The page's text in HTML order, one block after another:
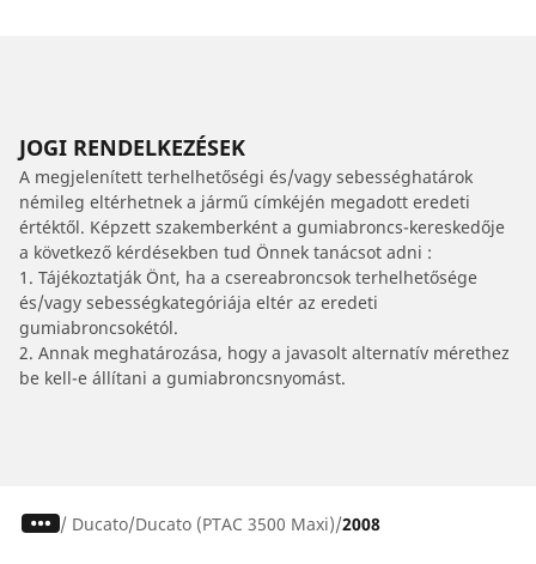
JOGI RENDELKEZÉSEK
A megjelenített terhelhetőségi és/vagy sebességhatárok
némileg eltérhetnek a jármű címkéjén megadott eredeti
értéktől. Képzett szakemberként a gumiabroncs-kereskedője
a következő kérdésekben tud Önnek tanácsot adni :
1. Tájékoztatják Önt, ha a csereabroncsok terhelhetősége
és/vagy sebességkategóriája eltér az eredeti
gumiabroncsokétól.
2. Annak meghatározása, hogy a javasolt alternatív mérethez
be kell-e állítani a gumiabroncsnyomást.
/ Ducato Ducato (PTAC 3500 Maxi) 2008